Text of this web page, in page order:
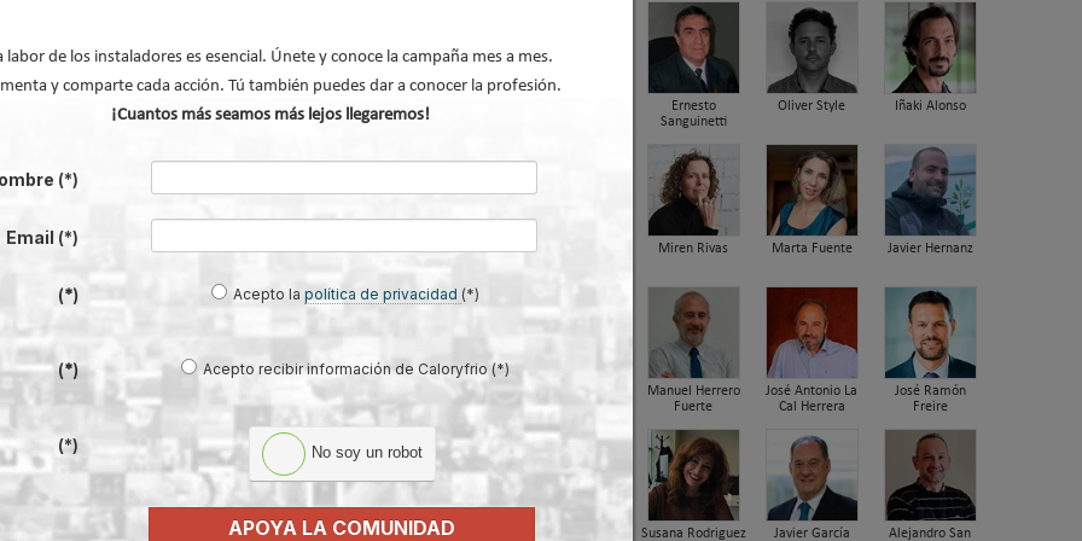
y Nuevas Soluciones
edición 2009 con la
en el Centro de Eventos
un acto de bienvenida a
tributo a las empresas
Premios a la
los proyectos más
del certamen.
Ernesto
Sanguinetti
Oliver Style Iñaki Alonso
Miren Rivas Marta Fuente Javier Hernanz
Manuel Herrero
Fuerte
José Antonio La
Cal Herrera
José Ramón
Freire
Susana Rodriguez
Javier García
Alejandro San
labor de los instaladores es esencial. Únete y conoce la campaña mes a mes.
y comparte cada acción. Tú también puedes dar a conocer la profesión.
¡Cuantos más seamos más lejos llegaremos!
(*)
Email (*)
(*) Acepto lapolítica de privacidad (*)
(*) Acepto recibir información de Caloryfrio (*)
(*) No soy un robot
APOYA LA COMUNIDAD